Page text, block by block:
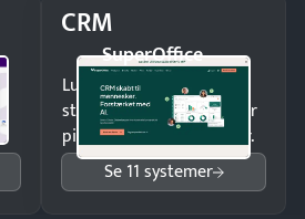
CRM
SuperOffice
Luk flere salg med et
struktureret overblik over
pipeline og opfølgninger.
Se 11 systemer